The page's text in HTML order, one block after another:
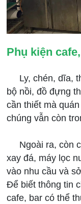
Phụ kiện
Ly, chén, dĩa,
bộ nồi, đồ đựng
cần thiết mà
chúng vẫn còn
Ngoài ra, còn
xay đá, máy lọc
vào nhu cầu và
Để biết thông tin
cafe, bar có thể